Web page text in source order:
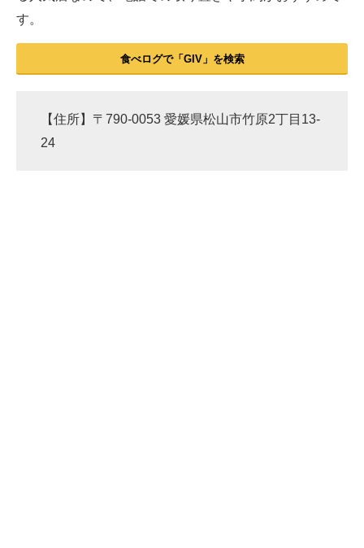
す。
食べログで「GIV」を検索
【住所】〒790-0053 愛媛県松山市竹原2丁目13-
24